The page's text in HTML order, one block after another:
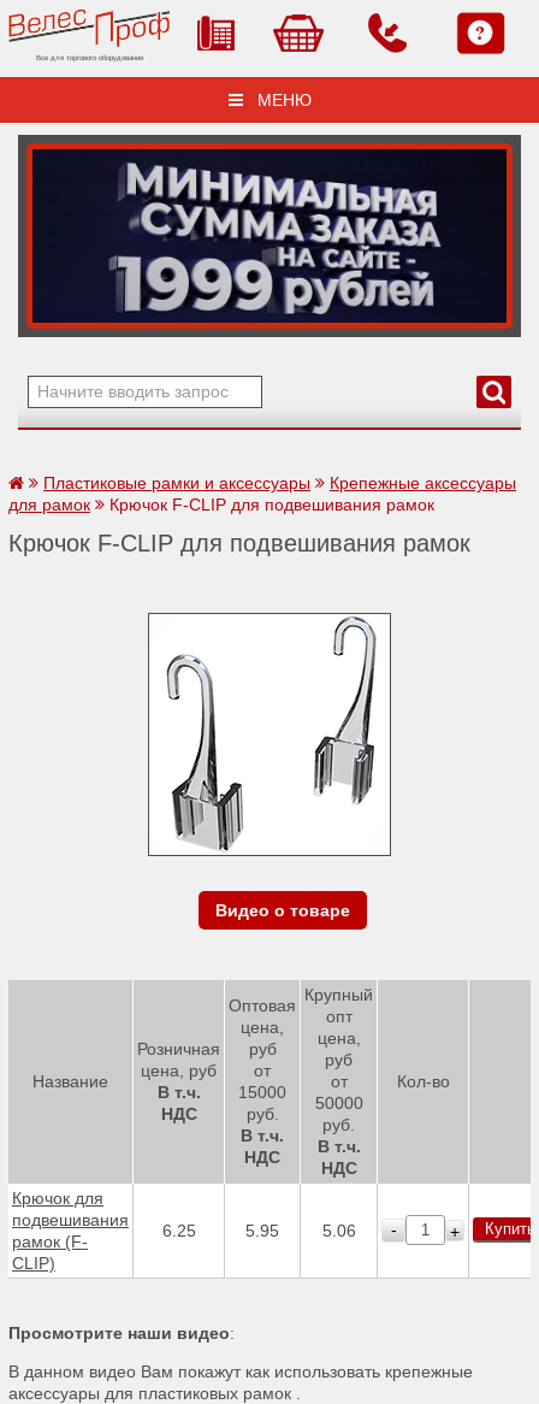
Все для торгового оборудования
МЕНЮ
Пластиковые рамки и аксессуары
Крепежные аксессуары
для рамок
Крючок F-CLIP для подвешивания рамок
Крючок F-CLIP для подвешивания рамок
Видео о товаре
Название
Розничная
цена, руб
В т.ч.
НДС
Оптовая
цена,
руб
от
15000
руб.
В т.ч.
НДС
Крупный
опт
цена,
руб
от
50000
руб.
В т.ч.
НДС
Кол-во
Крючок для
подвешивания
рамок (F-
CLIP)
6.25 5.95 5.06 - + Купить
Просмотрите наши видео:
В данном видео Вам покажут как использовать крепежные
аксессуары для пластиковых рамок .